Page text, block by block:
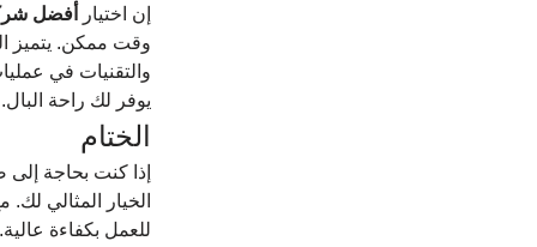
إن اختيار أفضل
وقت ممكن. يتميز
والتقنيات في
يوفر لك راحة البال.
الختام
إذا كنت بحاجة
الخيار المثالي
للعمل بكفاءة